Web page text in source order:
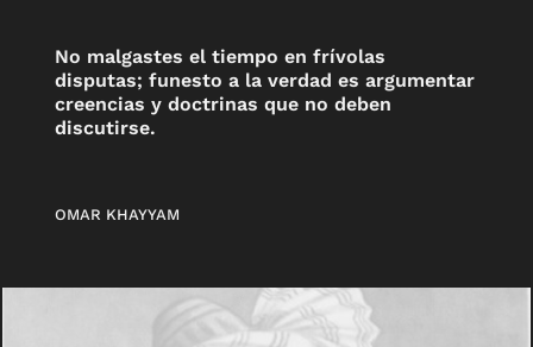
No malgastes el tiempo en frívolas
disputas; funesto a la verdad es argumentar
creencias y doctrinas que no deben
discutirse.
OMAR KHAYYAM